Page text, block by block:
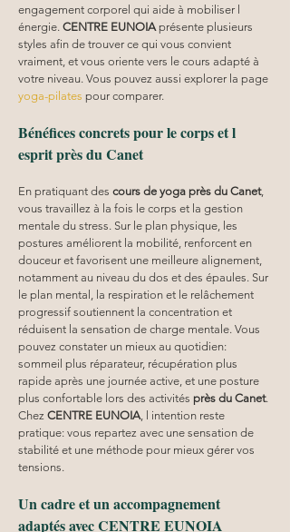
engagement corporel qui aide à mobiliser l
énergie. CENTRE EUNOIA présente plusieurs
styles afin de trouver ce qui vous convient
vraiment, et vous oriente vers le cours adapté à
votre niveau. Vous pouvez aussi explorer la page
yoga-pilates pour comparer.
Bénéfices concrets pour le corps et l
esprit près du Canet
En pratiquant des cours de yoga près du Canet,
vous travaillez à la fois le corps et la gestion
mentale du stress. Sur le plan physique, les
postures améliorent la mobilité, renforcent en
douceur et favorisent une meilleure alignement,
notamment au niveau du dos et des épaules. Sur
le plan mental, la respiration et le relâchement
progressif soutiennent la concentration et
réduisent la sensation de charge mentale. Vous
pouvez constater un mieux au quotidien:
sommeil plus réparateur, récupération plus
rapide après une journée active, et une posture
plus confortable lors des activités près du Canet.
Chez CENTRE EUNOIA , l intention reste
pratique: vous repartez avec une sensation de
stabilité et une méthode pour mieux gérer vos
tensions.
Un cadre et un accompagnement
adaptés avec CENTRE EUNOIA